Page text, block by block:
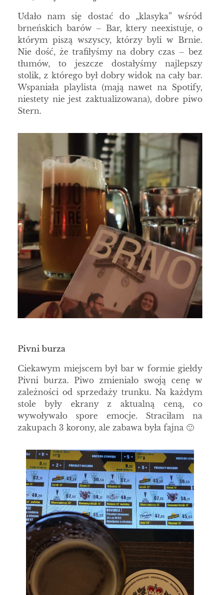
Udało nam się dostać do „klasyka” wśród
brneńskich barów – Bar, ktery neexistuje, o
którym piszą wszyscy, którzy byli w Brnie.
Nie dość, że trafiłyśmy na dobry czas – bez
tłumów, to jeszcze dostałyśmy najlepszy
stolik, z którego był dobry widok na cały bar.
Wspaniała playlista (mają nawet na Spotify,
niestety nie jest zaktualizowana), dobre piwo
Stern.
Pivni burza
Ciekawym miejscem był bar w formie giełdy
Pivni burza. Piwo zmieniało swoją cenę w
zależności od sprzedaży trunku. Na każdym
stole były ekrany z aktualną ceną, co
wywoływało spore emocje. Straciłam na
zakupach 3 korony, ale zabawa była fajna 🙂